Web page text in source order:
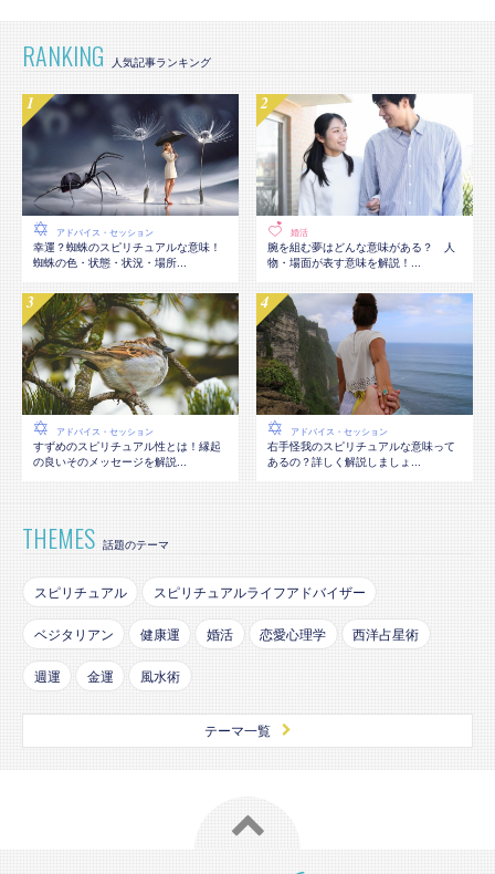
RANKING
アドバイス・セッション
幸運？蜘蛛のスピリチュアルな意味！
蜘蛛の色・状態・状況・場所...
婚活
腕を組む夢はどんな意味がある？ 人
物・場面が表す意味を解説！...
アドバイス・セッション
すずめのスピリチュアル性とは！縁起
の良いそのメッセージを解説...
アドバイス・セッション
右手怪我のスピリチュアルな意味って
あるの？詳しく解説しましょ...
THEMES 話題のテーマ
スピリチュアル スピリチュアルライフアドバイザー
ベジタリアン 健康運 婚活 恋愛心理学 西洋占星術
週運 金運 風水術
テーマ一覧